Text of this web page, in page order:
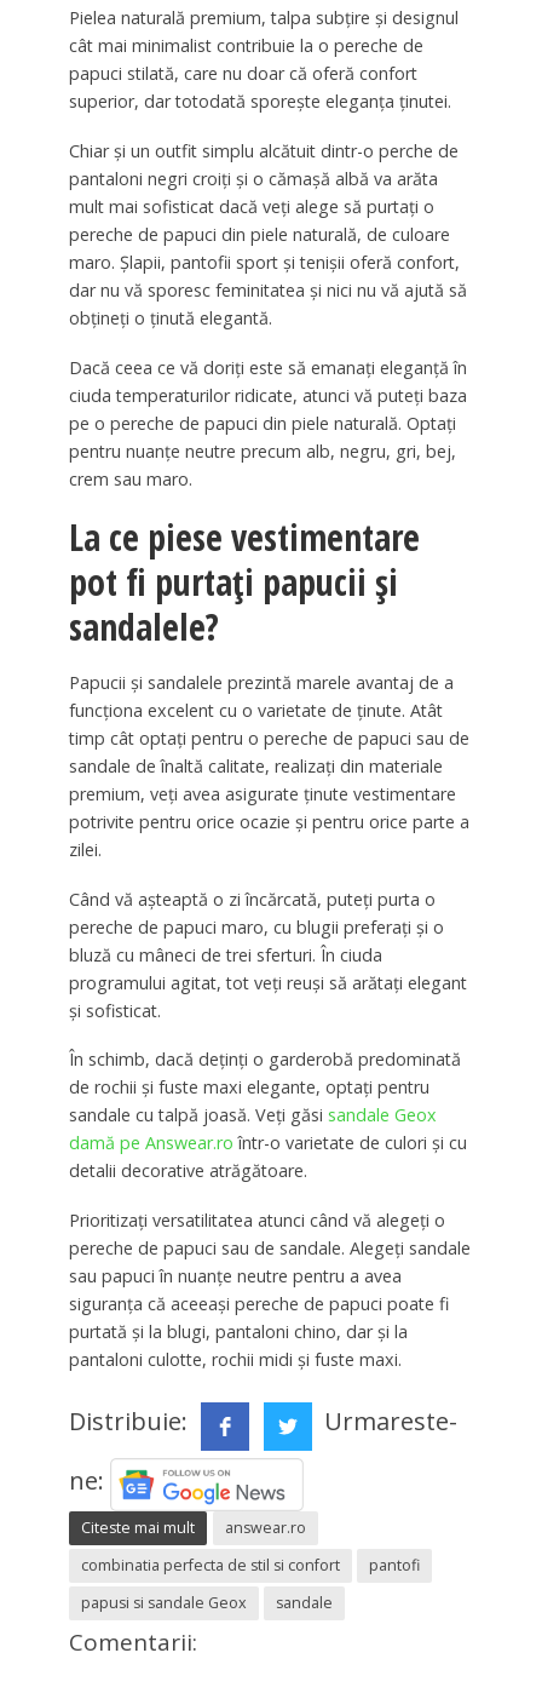
Pielea naturală premium, talpa subțire și designul
cât mai minimalist contribuie la o pereche de
papuci stilată, care nu doar că oferă confort
superior, dar totodată sporește eleganța ținutei.
Chiar și un outfit simplu alcătuit dintr-o perche de
pantaloni negri croiți și o cămașă albă va arăta
mult mai sofisticat dacă veți alege să purtați o
pereche de papuci din piele naturală, de culoare
maro. Șlapii, pantofii sport și tenișii oferă confort,
dar nu vă sporesc feminitatea și nici nu vă ajută să
obțineți o ținută elegantă.
Dacă ceea ce vă doriți este să emanați eleganță în
ciuda temperaturilor ridicate, atunci vă puteți baza
pe o pereche de papuci din piele naturală. Optați
pentru nuanțe neutre precum alb, negru, gri, bej,
crem sau maro.
La ce piese vestimentare
pot fi purtați papucii și
sandalele?
Papucii și sandalele prezintă marele avantaj de a
funcționa excelent cu o varietate de ținute. Atât
timp cât optați pentru o pereche de papuci sau de
sandale de înaltă calitate, realizați din materiale
premium, veți avea asigurate ținute vestimentare
potrivite pentru orice ocazie și pentru orice parte a
zilei.
Când vă așteaptă o zi încărcată, puteți purta o
pereche de papuci maro, cu blugii preferați și o
bluză cu mâneci de trei sferturi. În ciuda
programului agitat, tot veți reuși să arătați elegant
și sofisticat.
În schimb, dacă deținți o garderobă predominată
de rochii și fuste maxi elegante, optați pentru
sandale cu talpă joasă. Veți găsi sandale Geox
damă pe Answear.ro într-o varietate de culori și cu
detalii decorative atrăgătoare.
Prioritizați versatilitatea atunci când vă alegeți o
pereche de papuci sau de sandale. Alegeți sandale
sau papuci în nuanțe neutre pentru a avea
siguranța că aceeași pereche de papuci poate fi
purtată și la blugi, pantaloni chino, dar și la
pantaloni culotte, rochii midi și fuste maxi.
Distribuie:
Urmareste-
ne:
Citeste mai mult
answear.ro
combinatia perfecta de stil si confort
pantofi
papusi si sandale Geox
sandale
Comentarii: